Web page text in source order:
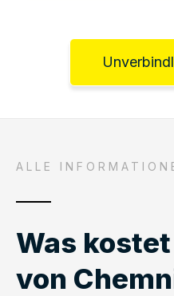
ALLE
Was
von